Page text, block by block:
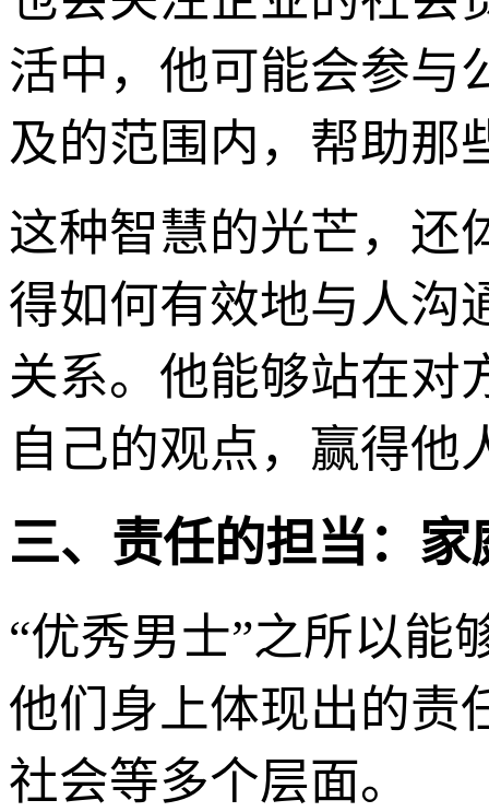
活中，他可能会参与
及的范围内，帮助那
这种智慧的光芒，还
得如何有效地与人沟
关系。他能够站在对
自己的观点，赢得他
三、责任的担当：
“优秀男士”之所以能
他们身上体现出的责
社会等多个层面。